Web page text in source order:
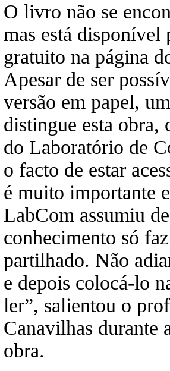
O livro não se
mas está disponível
gratuito na página
Apesar de ser
versão em papel,
distingue esta obra,
do Laboratório de
o facto de estar
é muito importante
LabCom assumiu
conhecimento só
partilhado. Não
e depois colocá-lo
ler”, salientou o
Canavilhas durante
obra.